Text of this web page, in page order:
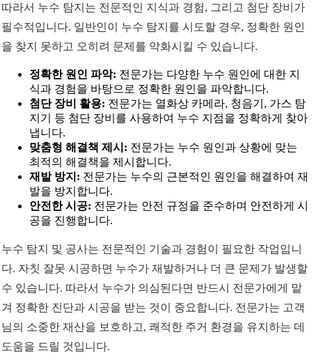
따라서 누수 탐지는 전문적인 지식과 경험, 그리고 첨단 장비가
필수적입니다. 일반인이 누수 탐지를 시도할 경우, 정확한 원인
을 찾지 못하고 오히려 문제를 악화시킬 수 있습니다.
정확한 원인 파악: 전문가는 다양한 누수 원인에 대한 지
식과 경험을 바탕으로 정확한 원인을 파악합니다.
첨단 장비 활용: 전문가는 열화상 카메라, 청음기, 가스 탐
지기 등 첨단 장비를 사용하여 누수 지점을 정확하게 찾아
냅니다.
맞춤형 해결책 제시: 전문가는 누수 원인과 상황에 맞는
최적의 해결책을 제시합니다.
재발 방지: 전문가는 누수의 근본적인 원인을 해결하여 재
발을 방지합니다.
안전한 시공: 전문가는 안전 규정을 준수하며 안전하게 시
공을 진행합니다.
누수 탐지 및 공사는 전문적인 기술과 경험이 필요한 작업입니
다. 자칫 잘못 시공하면 누수가 재발하거나 더 큰 문제가 발생할
수 있습니다. 따라서 누수가 의심된다면 반드시 전문가에게 맡
겨 정확한 진단과 시공을 받는 것이 중요합니다. 전문가는 고객
님의 소중한 재산을 보호하고, 쾌적한 주거 환경을 유지하는 데
도움을 드릴 것입니다.